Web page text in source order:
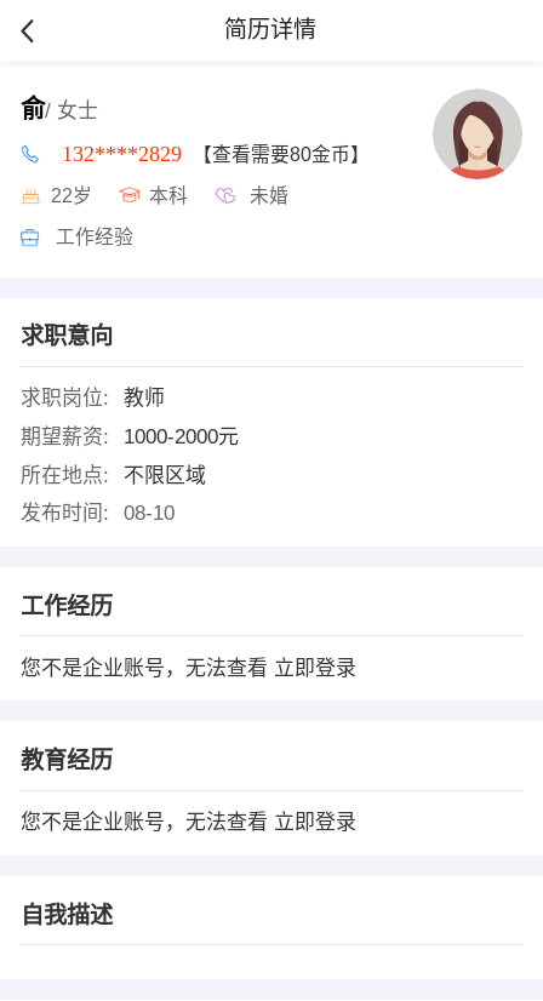
简历详情
俞/ 女士
132****2829 【查看需要80金币】
22岁 本科 未婚
工作经验
求职意向
求职岗位:
教师
期望薪资:
1000-2000元
所在地点:
不限区域
发布时间:
08-10
工作经历
您不是企业账号，无法查看 立即登录
教育经历
您不是企业账号，无法查看 立即登录
自我描述